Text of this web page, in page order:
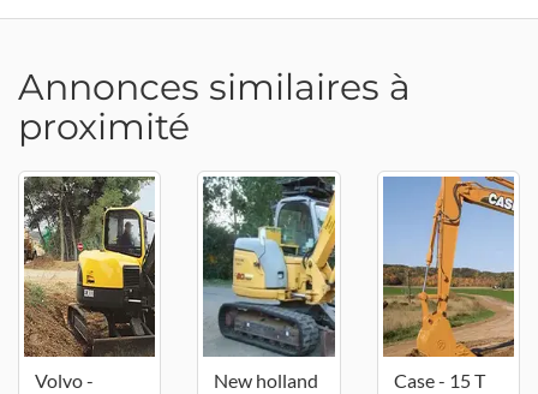
Annonces similaires à
proximité
Volvo -
New holland
Case - 15 T